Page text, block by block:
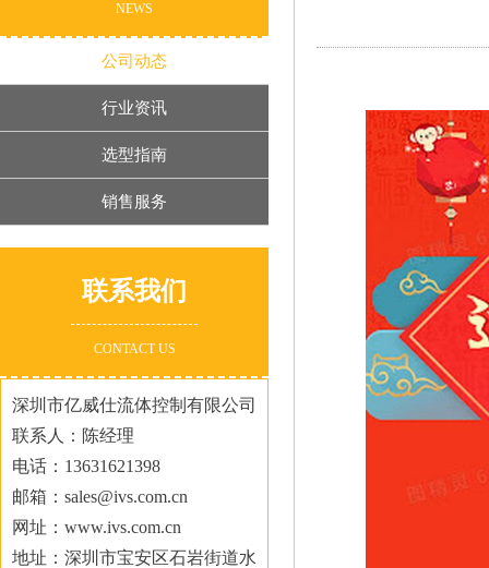
NEWS
公司动态
行业资讯
选型指南
销售服务
联系我们
CONTACT US
深圳市亿威仕流体控制有限公司
联系人：陈经理
电话：13631621398
邮箱：sales@ivs.com.cn
网址：www.ivs.com.cn
地址：深圳市宝安区石岩街道水